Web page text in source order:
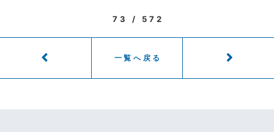
73 / 572
一覧へ戻る